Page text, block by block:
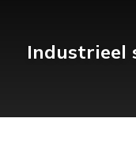
Industrieel